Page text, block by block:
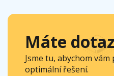
Máte
Jsme tu, abychom
optimální řešení.